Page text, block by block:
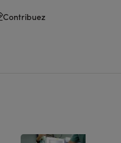
Contribuez